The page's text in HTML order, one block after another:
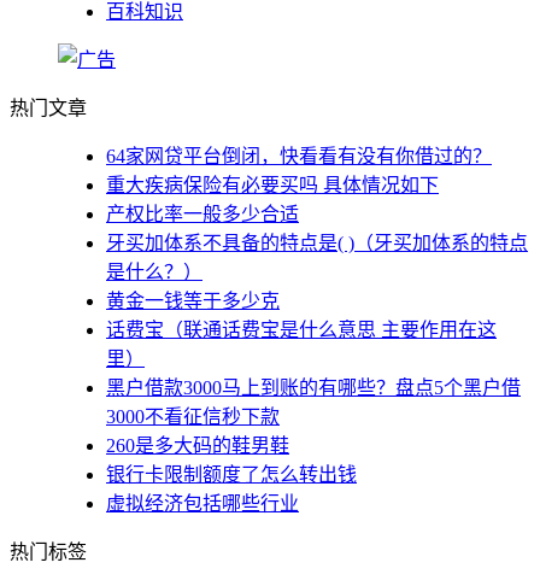
百科知识
热门文章
64家网贷平台倒闭，快看看有没有你借过的？
重大疾病保险有必要买吗 具体情况如下
产权比率一般多少合适
牙买加体系不具备的特点是( )（牙买加体系的特点
是什么？）
黄金一钱等于多少克
话费宝（联通话费宝是什么意思 主要作用在这
里）
黑户借款3000马上到账的有哪些？盘点5个黑户借
3000不看征信秒下款
260是多大码的鞋男鞋
银行卡限制额度了怎么转出钱
虚拟经济包括哪些行业
热门标签